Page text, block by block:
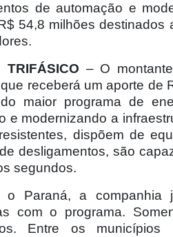
de automação e
54,8 milhões destinados
TRIFÁSICO – O
receberá um aporte de
maior programa de
e modernizando a
dispõem de
desligamentos, são
segundos.
o Paraná, a companhia
com o programa.
Entre os municípios